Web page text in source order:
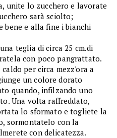
unite lo zucchero e lavorate
sarà sciolto;
bene e alla fine i bianchi
teglia di circa 25 cm.di
con poco pangrattato.
per circa mezz'ora a
un colore dorato
quando, infilzando uno
Una volta raffreddato,
lo sformato e togliete la
sormontatelo con la
con delicatezza.